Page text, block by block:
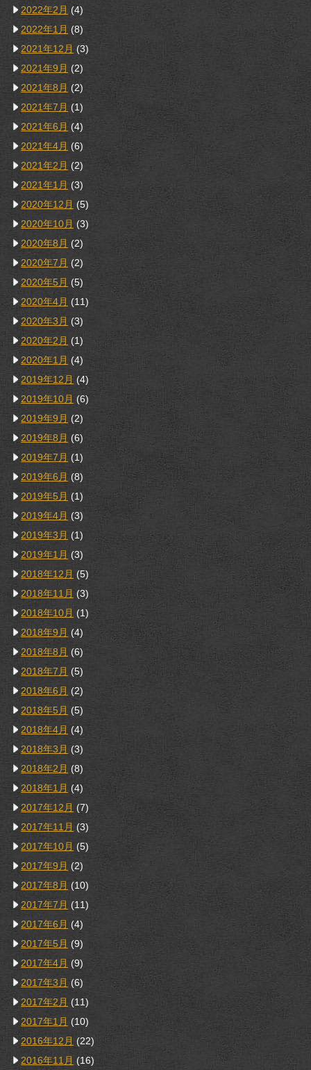
2022年2月 (4)
2022年1月 (8)
2021年12月 (3)
2021年9月 (2)
2021年8月 (2)
2021年7月 (1)
2021年6月 (4)
2021年4月 (6)
2021年2月 (2)
2021年1月 (3)
2020年12月 (5)
2020年10月 (3)
2020年8月 (2)
2020年7月 (2)
2020年5月 (5)
2020年4月 (11)
2020年3月 (3)
2020年2月 (1)
2020年1月 (4)
2019年12月 (4)
2019年10月 (6)
2019年9月 (2)
2019年8月 (6)
2019年7月 (1)
2019年6月 (8)
2019年5月 (1)
2019年4月 (3)
2019年3月 (1)
2019年1月 (3)
2018年12月 (5)
2018年11月 (3)
2018年10月 (1)
2018年9月 (4)
2018年8月 (6)
2018年7月 (5)
2018年6月 (2)
2018年5月 (5)
2018年4月 (4)
2018年3月 (3)
2018年2月 (8)
2018年1月 (4)
2017年12月 (7)
2017年11月 (3)
2017年10月 (5)
2017年9月 (2)
2017年8月 (10)
2017年7月 (11)
2017年6月 (4)
2017年5月 (9)
2017年4月 (9)
2017年3月 (6)
2017年2月 (11)
2017年1月 (10)
2016年12月 (22)
2016年11月 (16)